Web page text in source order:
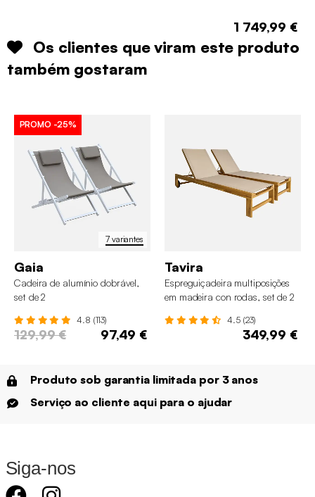
1 749,99 €
Os clientes que viram este produto
também gostaram
7 variantes
PROMO -25%
Gaia
Cadeira de alumínio dobrável,
set de 2
4.8 (113)
129,99 € 97,49 €
Tavira
Espreguiçadeira multiposições
em madeira con rodas, set de 2
4.5 (23)
349,99 €
Produto sob garantia limitada por 3 anos
Serviço ao cliente aqui para o ajudar
Siga-nos